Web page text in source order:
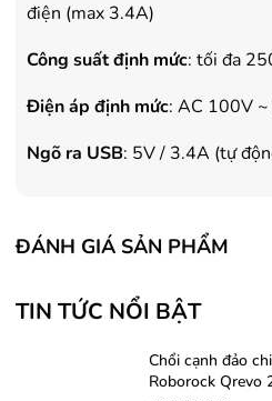
điện (max 3.4A)
Công suất định mức: tối đa
Điện áp định mức: AC 100V
Ngõ ra USB: 5V / 3.4A (tự
ĐÁNH GIÁ SẢN PHẨM
TIN TỨC NỔI BẬT
Chổi cạnh đảo
Roborock Qrevo